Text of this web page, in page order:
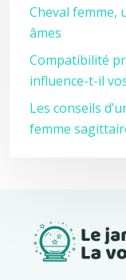
Cheval femme,
âmes
Compatibilité
influence-t-il
Les conseils
femme